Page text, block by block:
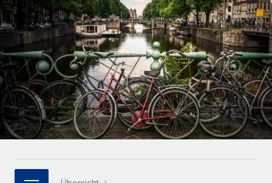
INFRASTRUKTUR
Remote Embedded
Nahtlose Integration der HR in bestehende Abläufe
Plattform
Integrierte HR-Kernfunktionen für dein Team
Verknüpfen Neu
Verknüpfung beliebiger KI-Tools mit Remote über unser
MCP
Integrationen
Prozessoptimierung mit unverzichtbaren Business-
Mittelstand
Maßgeschneiderte HR-Lösungen, um Teams zu
vergrößern
Enterprise
Globale HR für Konzerne und Großunternehmen
PARTNER WERDEN
Flexible Einbettung von Global-HR-Funktionen in deine
Plattform
LERNEN MIT REMOTE
Forschung und Leitfäden
Fallstudien
HR-Glossar
Checklisten und Vorlagen
Bibliothek für Stellenbeschreibungen
Webinare
Español
Italiano
Português (Portugal)
日本語
한국어
中文（简体）